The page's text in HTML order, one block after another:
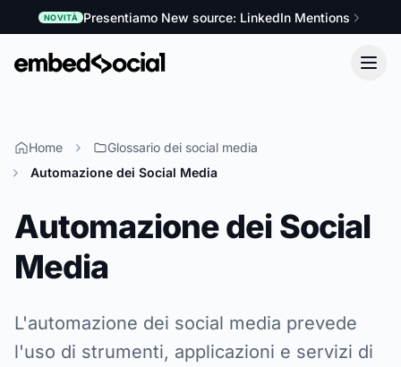
NOVITÀ Presentiamo New source: LinkedIn Mentions
Home
Glossario dei social media
Automazione dei Social Media
Automazione dei Social
Media
L'automazione dei social media prevede
l'uso di strumenti, applicazioni e servizi di